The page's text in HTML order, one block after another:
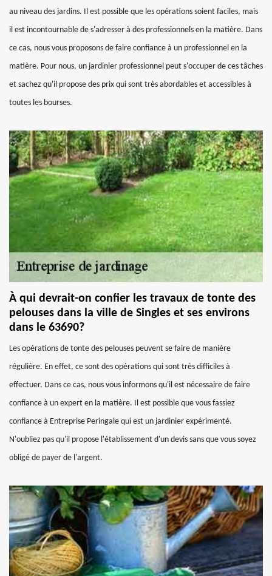
au niveau des jardins. Il est possible que les opérations soient faciles, mais
il est incontournable de s'adresser à des professionnels en la matière. Dans
ce cas, nous vous proposons de faire confiance à un professionnel en la
matière. Pour nous, un jardinier professionnel peut s'occuper de ces tâches
et sachez qu'il propose des prix qui sont très abordables et accessibles à
toutes les bourses.
À qui devrait-on confier les travaux de tonte des
pelouses dans la ville de Singles et ses environs
dans le 63690?
Les opérations de tonte des pelouses peuvent se faire de manière
régulière. En effet, ce sont des opérations qui sont très difficiles à
effectuer. Dans ce cas, nous vous informons qu'il est nécessaire de faire
confiance à un expert en la matière. Il est possible que vous fassiez
confiance à Entreprise Peringale qui est un jardinier expérimenté.
N'oubliez pas qu'il propose l'établissement d'un devis sans que vous soyez
obligé de payer de l'argent.